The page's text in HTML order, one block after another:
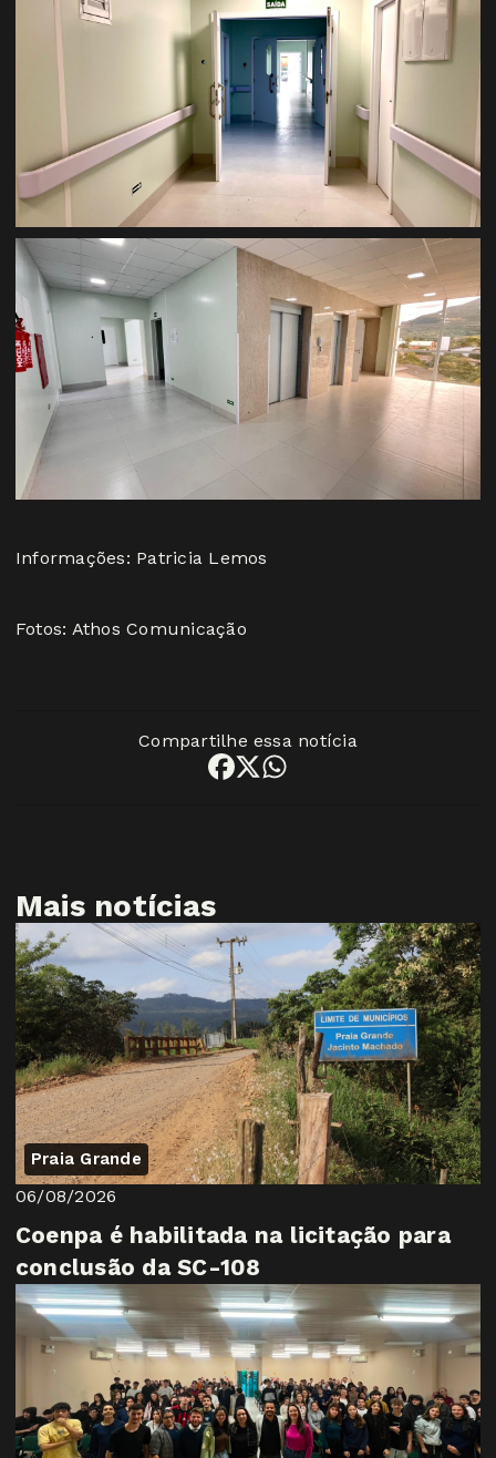
Informações: Patricia Lemos
Fotos: Athos Comunicação
Compartilhe essa notícia
Mais notícias
Praia Grande
06/08/2026
Coenpa é habilitada na licitação para
conclusão da SC-108